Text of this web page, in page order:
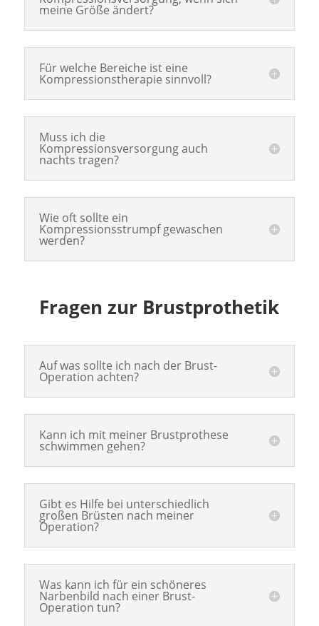
meine Größe ändert?
Für welche Bereiche ist eine
Kompressionstherapie sinnvoll?
Muss ich die
Kompressionsversorgung auch
nachts tragen?
Wie oft sollte ein
Kompressionsstrumpf gewaschen
werden?
Fragen zur Brustprothetik
Auf was sollte ich nach der Brust-
Operation achten?
Kann ich mit meiner Brustprothese
schwimmen gehen?
Gibt es Hilfe bei unterschiedlich
großen Brüsten nach meiner
Operation?
Was kann ich für ein schöneres
Narbenbild nach einer Brust-
Operation tun?